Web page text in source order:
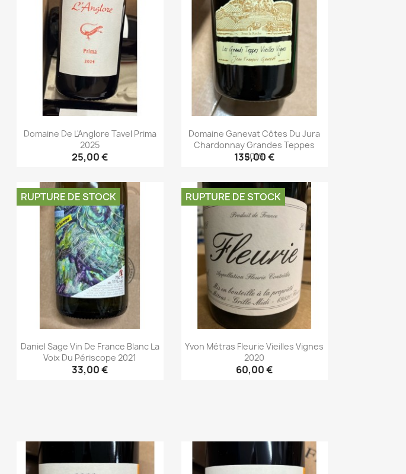
Domaine De L'Anglore Tavel Prima
2025
25,00 €
Aperçu rapide
Domaine Ganevat Côtes Du Jura
Chardonnay Grandes Teppes
2019
135,00 €
Aperçu rapide
Daniel Sage Vin De France Blanc La
Voix Du Périscope 2021
33,00 €
RUPTURE DE STOCK
Yvon Métras Fleurie Vieilles Vignes
2020
60,00 €
RUPTURE DE STOCK